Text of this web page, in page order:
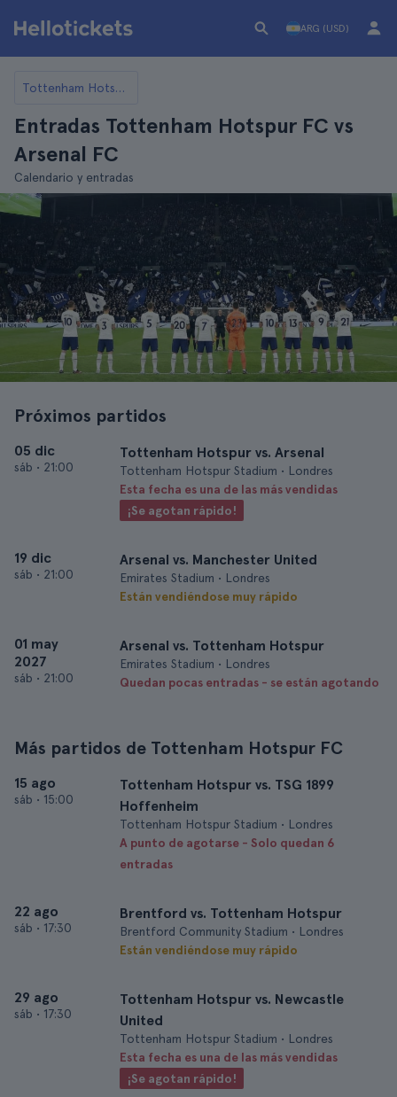
ARG (USD)
Tottenham Hotspur FC
Entradas Tottenham Hotspur FC vs
Arsenal FC
Calendario y entradas
Próximos partidos
05 dic
sáb • 21:00
Tottenham Hotspur vs. Arsenal
Tottenham Hotspur Stadium • Londres
Esta fecha es una de las más vendidas
¡Se agotan rápido!
19 dic
sáb • 21:00
Arsenal vs. Manchester United
Emirates Stadium • Londres
Están vendiéndose muy rápido
01 may
2027
sáb • 21:00
Arsenal vs. Tottenham Hotspur
Emirates Stadium • Londres
Quedan pocas entradas - se están agotando
Más partidos de Tottenham Hotspur FC
15 ago
sáb • 15:00
Tottenham Hotspur vs. TSG 1899
Hoffenheim
Tottenham Hotspur Stadium • Londres
A punto de agotarse - Solo quedan 6
entradas
22 ago
sáb • 17:30
Brentford vs. Tottenham Hotspur
Brentford Community Stadium • Londres
Están vendiéndose muy rápido
29 ago
sáb • 17:30
Tottenham Hotspur vs. Newcastle
United
Tottenham Hotspur Stadium • Londres
Esta fecha es una de las más vendidas
¡Se agotan rápido!